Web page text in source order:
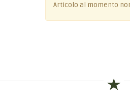
Articolo al momento